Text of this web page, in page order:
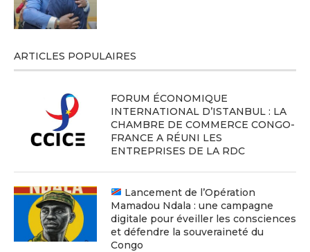
ARTICLES POPULAIRES
FORUM ÉCONOMIQUE
INTERNATIONAL D’ISTANBUL : LA
CHAMBRE DE COMMERCE CONGO-
FRANCE A RÉUNI LES
ENTREPRISES DE LA RDC
Lancement de l’Opération
Mamadou Ndala : une campagne
digitale pour éveiller les consciences
et défendre la souveraineté du
Congo